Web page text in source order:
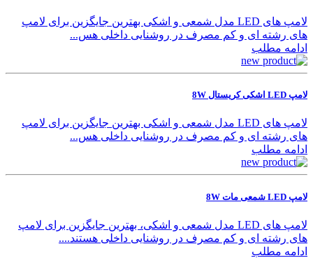
لامپ های LED مدل شمعی و اشکی بهترین جایگزین برای لامپ
های رشته ای و کم مصرف در روشنایی داخلی هس...
ادامه مطلب
لامپ LED اشکی کریستال 8W
لامپ های LED مدل شمعی و اشکی بهترین جایگزین برای لامپ
های رشته ای و کم مصرف در روشنایی داخلی هس...
ادامه مطلب
لامپ LED شمعی مات 8W
لامپ های LED مدل شمعی و اشکی، بهترین جایگزین برای لامپ
های رشته ای و کم مصرف در روشنایی داخلی هستند....
ادامه مطلب